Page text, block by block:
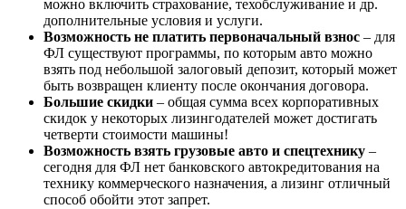
можно включить страхование, техобслуживание и др.
дополнительные условия и услуги.
Возможность не платить первоначальный взнос – для
ФЛ существуют программы, по которым авто можно
взять под небольшой залоговый депозит, который может
быть возвращен клиенту после окончания договора.
Большие скидки – общая сумма всех корпоративных
скидок у некоторых лизингодателей может достигать
четверти стоимости машины!
Возможность взять грузовые авто и спецтехнику –
сегодня для ФЛ нет банковского автокредитования на
технику коммерческого назначения, а лизинг отличный
способ обойти этот запрет.